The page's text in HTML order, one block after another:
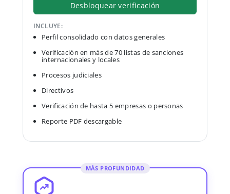
Desbloquear verificación
INCLUYE:
Perfil consolidado con datos generales
Verificación en más de 70 listas de sanciones
internacionales y locales
Procesos judiciales
Directivos
Verificación de hasta 5 empresas o personas
Reporte PDF descargable
MÁS PROFUNDIDAD